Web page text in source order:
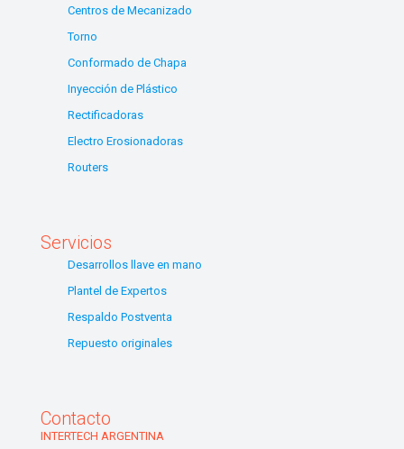
Centros de Mecanizado
Torno
Conformado de Chapa
Inyección de Plástico
Rectificadoras
Electro Erosionadoras
Routers
Servicios
Desarrollos llave en mano
Plantel de Expertos
Respaldo Postventa
Repuesto originales
Contacto
INTERTECH ARGENTINA